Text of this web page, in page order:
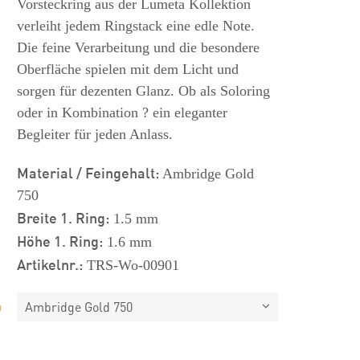
Vorsteckring aus der Lumeta Kollektion
verleiht jedem Ringstack eine edle Note.
Die feine Verarbeitung und die besondere
Oberfläche spielen mit dem Licht und
sorgen für dezenten Glanz. Ob als Soloring
oder in Kombination ? ein eleganter
Begleiter für jeden Anlass.
Material / Feingehalt: Ambridge Gold
750
Breite 1. Ring: 1.5 mm
Höhe 1. Ring: 1.6 mm
Artikelnr.: TRS-Wo-00901
Ambridge Gold 750